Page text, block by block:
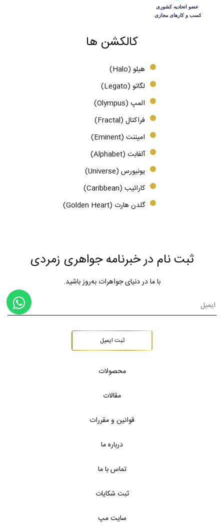
کالکشن ها
هیلو (Halo)
لگاتو (Legato)
المپ (Olympus)
فراکتال (Fractal)
امیننت (Eminent)
آلفابت (Alphabet)
یونیورس (Universe)
کارائیب (Caribbean)
گلدن هارت (Golden Heart)
ثبت نام در خبرنامه جواهری زمردی
با ما در دنیای جواهرات به‌روز باشید.
ثبت ایمیل
محصولات
مقالات
قوانین و مقررات
درباره ما
تماس با ما
ثبت شکایات
سایت مپ